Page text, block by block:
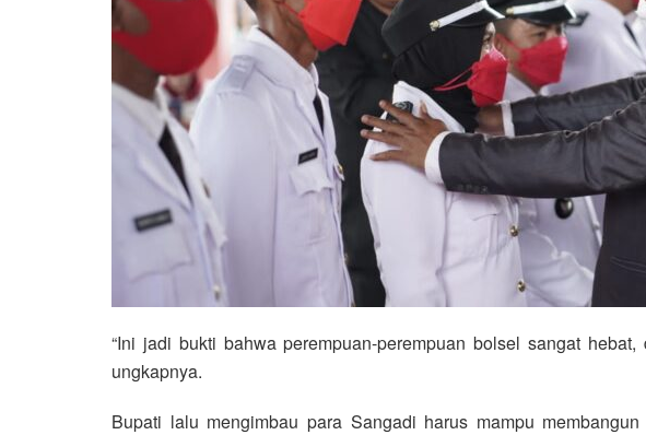
“Ini jadi bukti bahwa perempuan-perempuan bolsel sangat
ungkapnya.
Bupati lalu mengimbau para Sangadi harus mampu